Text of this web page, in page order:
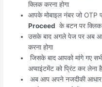
क्लिक करना होगा
आपके मोबाइल नंबर जो OTP
Proceed के बटन पर क्लिक
उसके बाद अगले पेज पर अब
करना होगा
जिसके बाद आपको मांगे गए
अप्वाइंटमेंट को प्रिंट कर लेना है
अब आप अपने नजदीकी आधार